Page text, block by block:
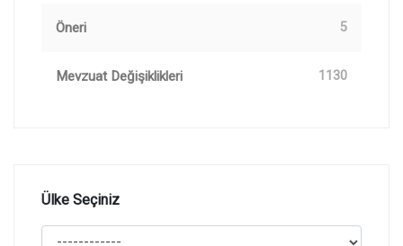
Öneri 5
Mevzuat Değişiklikleri 1130
Ülke Seçiniz